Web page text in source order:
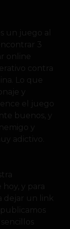
un juego al
3
online
contra
Lo que
y
el juego
buenos, y
y
adictivo.
y para
dejar un link